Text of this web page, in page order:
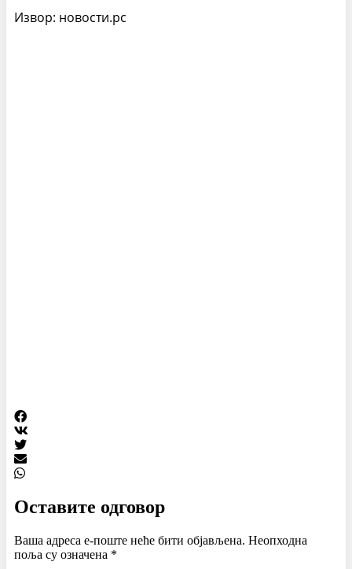
Извор: новости.рс
Оставите одговор
Ваша адреса е-поште неће бити објављена. Неопходна
поља су означена *